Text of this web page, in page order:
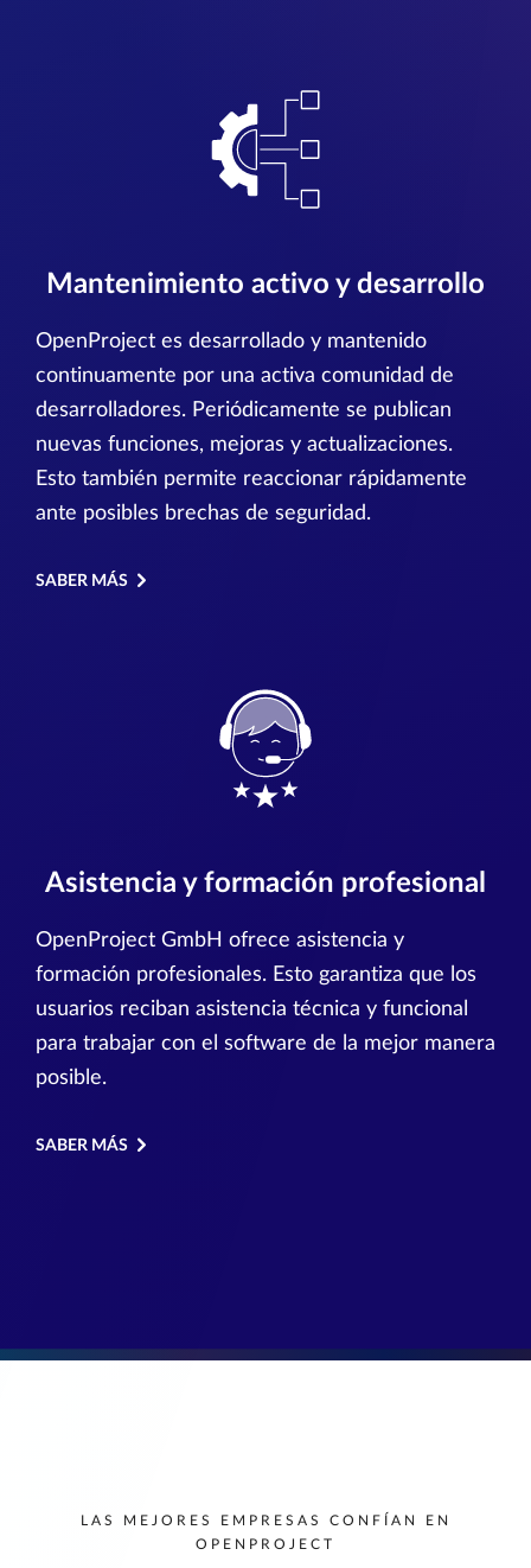
Mantenimiento activo y desarrollo
OpenProject es desarrollado y mantenido
continuamente por una activa comunidad de
desarrolladores. Periódicamente se publican
nuevas funciones, mejoras y actualizaciones.
Esto también permite reaccionar rápidamente
ante posibles brechas de seguridad.
SABER MÁS
Asistencia y formación profesional
OpenProject GmbH ofrece asistencia y
formación profesionales. Esto garantiza que los
usuarios reciban asistencia técnica y funcional
para trabajar con el software de la mejor manera
posible.
SABER MÁS
LAS MEJORES EMPRESAS CONFÍAN EN
OPENPROJECT